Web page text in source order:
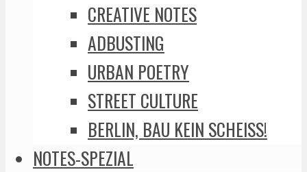
CREATIVE NOTES
ADBUSTING
URBAN POETRY
STREET CULTURE
BERLIN, BAU KEIN SCHEISS!
NOTES-SPEZIAL